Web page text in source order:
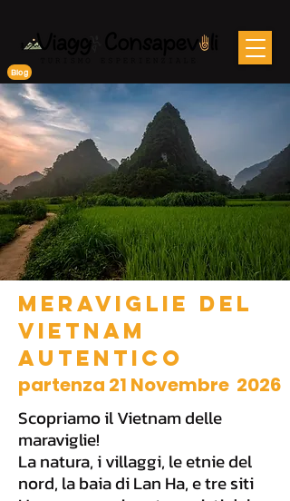
Blog
MERAVIGLIE DEL
VIETNAM
AUTENTICO
partenza 21 Novembre 2026
Scopriamo il Vietnam delle
maraviglie!
La natura, i villaggi, le etnie del
nord, la baia di Lan Ha, e tre siti